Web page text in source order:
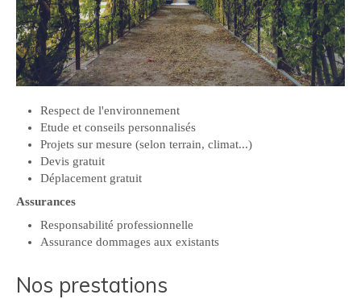
Respect de l'environnement
Etude et conseils personnalisés
Projets sur mesure (selon terrain, climat...)
Devis gratuit
Déplacement gratuit
Assurances
Responsabilité professionnelle
Assurance dommages aux existants
Nos prestations